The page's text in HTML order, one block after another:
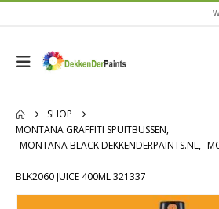
SHOP
MONTANA GRAFFITI SPUITBUSSEN,
MONTANA BLACK DEKKENDERPAINTS.NL,
BLK2060 JUICE 400ML 321337